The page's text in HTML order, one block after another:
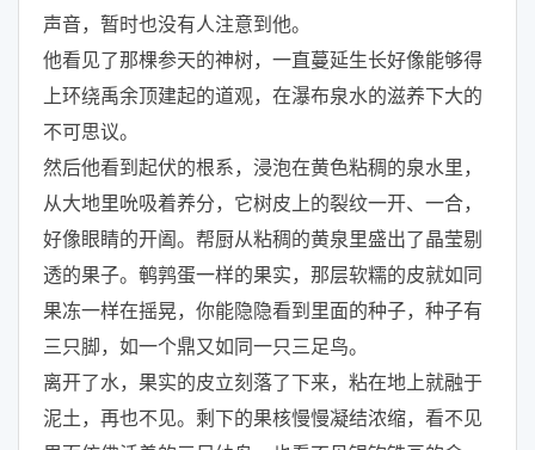
声音，暂时也没有人注意到他。
他看见了那棵参天的神树，一直蔓延生长好像能够得
上环绕禹余顶建起的道观，在瀑布泉水的滋养下大的
不可思议。
然后他看到起伏的根系，浸泡在黄色粘稠的泉水里，
从大地里吮吸着养分，它树皮上的裂纹一开、一合，
好像眼睛的开阖。帮厨从粘稠的黄泉里盛出了晶莹剔
透的果子。鹌鹑蛋一样的果实，那层软糯的皮就如同
果冻一样在摇晃，你能隐隐看到里面的种子，种子有
三只脚，如一个鼎又如同一只三足鸟。
离开了水，果实的皮立刻落了下来，粘在地上就融于
泥土，再也不见。剩下的果核慢慢凝结浓缩，看不见